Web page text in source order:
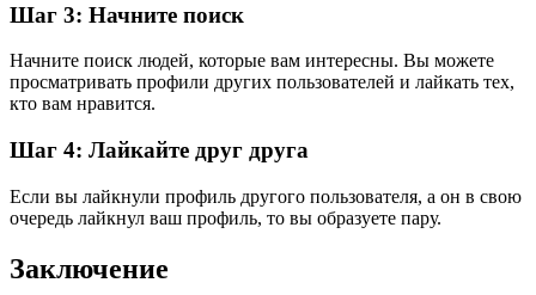
Шаг 3: Начните поиск
Начните поиск людей, которые вам интересны. Вы можете
просматривать профили других пользователей и лайкать тех,
кто вам нравится.
Шаг 4: Лайкайте друг друга
Если вы лайкнули профиль другого пользователя, а он в свою
очередь лайкнул ваш профиль, то вы образуете пару.
Заключение